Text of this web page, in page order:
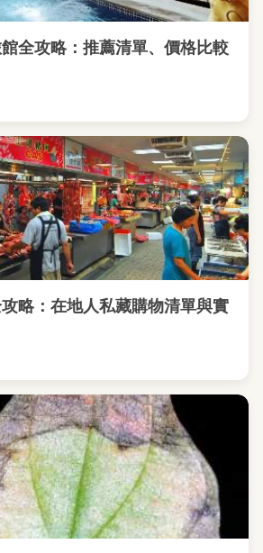
全攻略：推薦清單、價格比較
略：在地人私藏購物清單與實